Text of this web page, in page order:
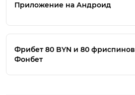
Приложение на Андроид
Фрибет 80 BYN и 80 фриспинов
Фонбет